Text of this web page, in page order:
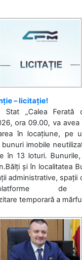
– licitație!
Stat „Calea Ferată
ora 09.00, va
în locațiune, pe
bunuri imobile
în 13 loturi.
și în localitatea
administrative, spații
de
temporară a